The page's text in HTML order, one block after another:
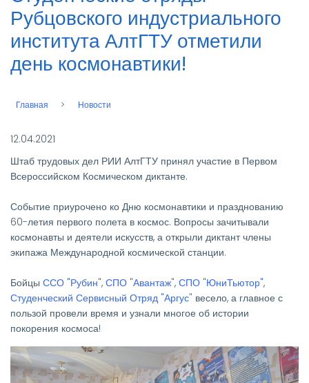
Рубцовского индустриального
института АлтГТУ отметили
день космонавтики!
Строка
Главная Новости
12.04.2021
Штаб трудовых дел РИИ АлтГТУ принял участие в Первом
Всероссийском Космическом диктанте.
Событие приурочено ко Дню космонавтики и празднованию
60-летия первого полета в космос. Вопросы зачитывали
космонавты и деятели искусств, а открыли диктант члены
экипажа Международной космической станции.
Бойцы ССО "Рубин", СПО "Авантаж", СПО "ЮниТьютор",
Студенческий Сервисный Отряд "Аргус" весело, а главное с
пользой провели время и узнали многое об истории
покорения космоса!
Изображение